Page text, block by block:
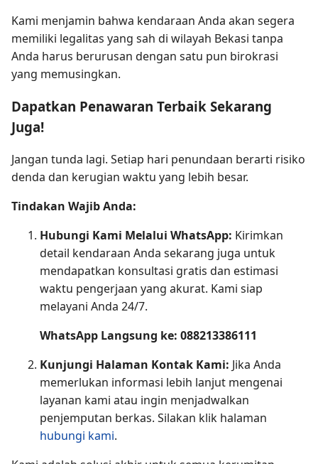
Kami menjamin bahwa kendaraan Anda akan segera
memiliki legalitas yang sah di wilayah Bekasi tanpa
Anda harus berurusan dengan satu pun birokrasi
yang memusingkan.
Dapatkan Penawaran Terbaik Sekarang
Juga!
Jangan tunda lagi. Setiap hari penundaan berarti risiko
denda dan kerugian waktu yang lebih besar.
Tindakan Wajib Anda:
Hubungi Kami Melalui WhatsApp: Kirimkan
detail kendaraan Anda sekarang juga untuk
mendapatkan konsultasi gratis dan estimasi
waktu pengerjaan yang akurat. Kami siap
melayani Anda 24/7.
WhatsApp Langsung ke: 088213386111
Kunjungi Halaman Kontak Kami: Jika Anda
memerlukan informasi lebih lanjut mengenai
layanan kami atau ingin menjadwalkan
penjemputan berkas. Silakan klik halaman
hubungi kami.